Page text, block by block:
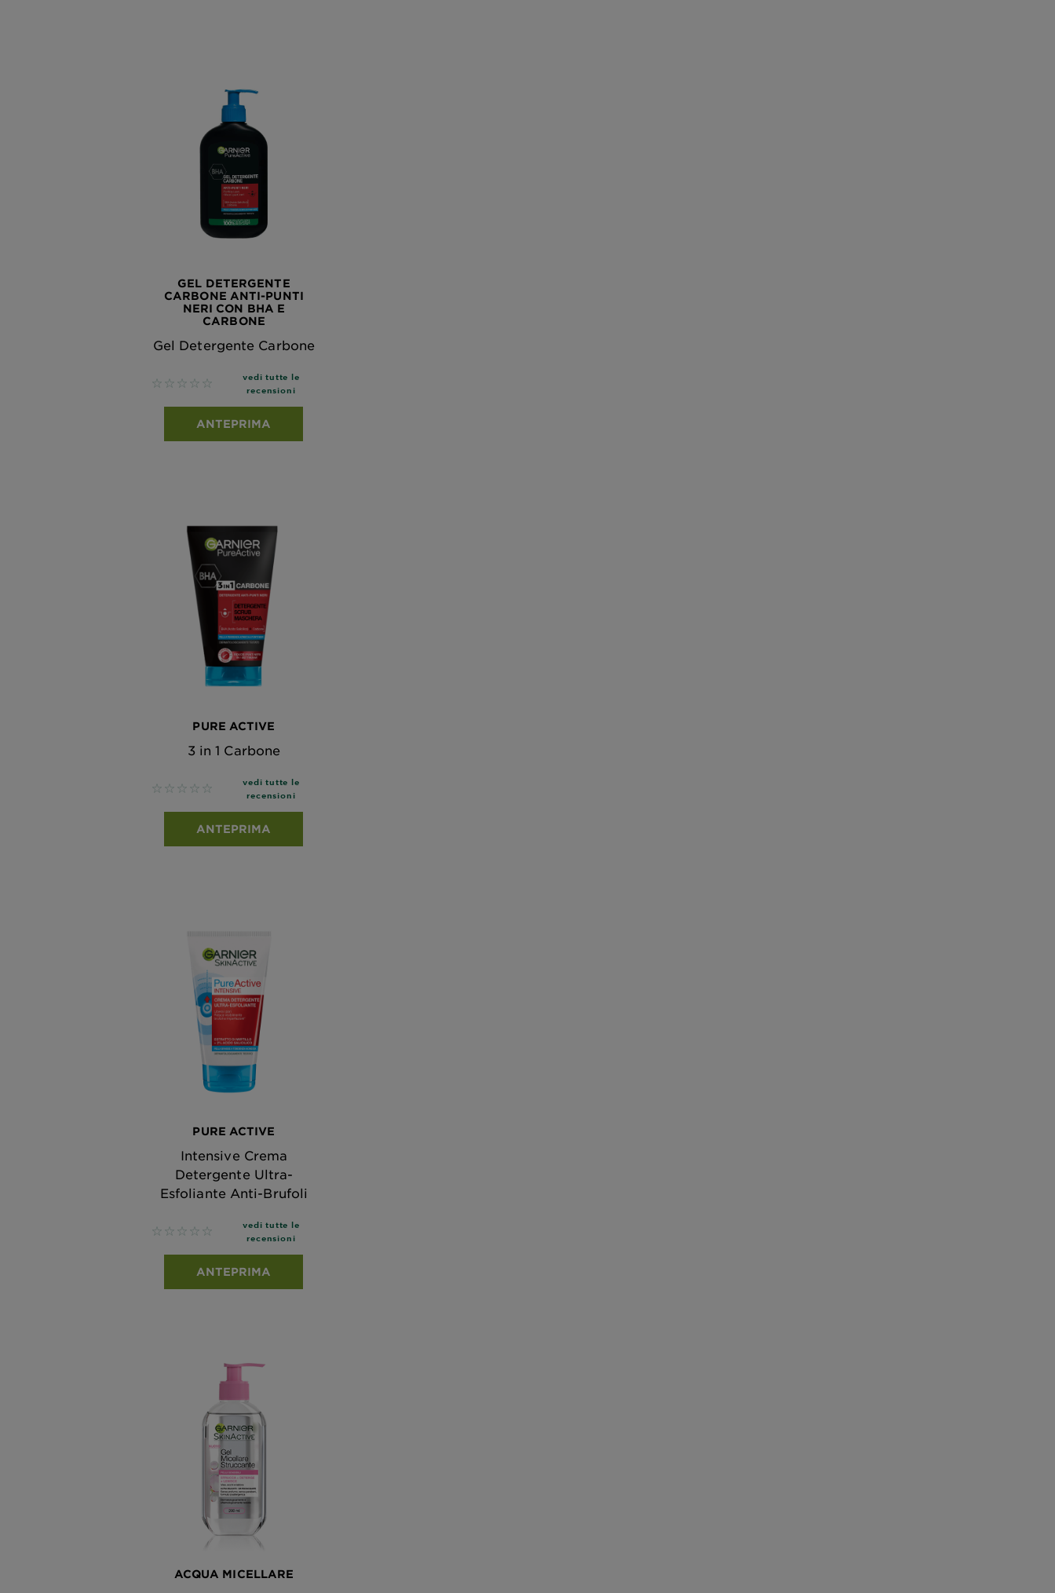
GEL DETERGENTE
CARBONE ANTI-PUNTI
NERI CON BHA E
CARBONE
Gel Detergente Carbone
No reviews
vedi tutte le
recensioni
ANTEPRIMA
PURE ACTIVE
3 in 1 Carbone
No reviews
vedi tutte le
recensioni
ANTEPRIMA
PURE ACTIVE
Intensive Crema
Detergente Ultra-
Esfoliante Anti-Brufoli
No reviews
vedi tutte le
recensioni
ANTEPRIMA
ACQUA MICELLARE